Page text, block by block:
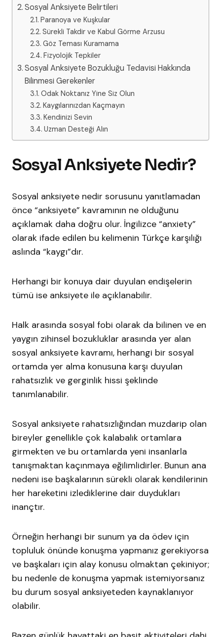
Sosyal Anksiyete Belirtileri
Paranoya ve Kuşkular
Sürekli Takdir ve Kabul Görme Arzusu
Göz Teması Kuramama
Fizyolojik Tepkiler
Sosyal Anksiyete Bozukluğu Tedavisi Hakkında
Bilinmesi Gerekenler
Odak Noktanız Yine Siz Olun
Kaygılarınızdan Kaçmayın
Kendinizi Sevin
Uzman Desteği Alın
Sosyal Anksiyete Nedir?
Sosyal anksiyete nedir sorusunu yanıtlamadan
önce “anksiyete” kavramının ne olduğunu
açıklamak daha doğru olur. İngilizce “anxiety”
olarak ifade edilen bu kelimenin Türkçe karşılığı
aslında “kaygı”dır.
Herhangi bir konuya dair duyulan endişelerin
tümü ise anksiyete ile açıklanabilir.
Halk arasında sosyal fobi olarak da bilinen ve en
yaygın zihinsel bozukluklar arasında yer alan
sosyal anksiyete kavramı, herhangi bir sosyal
ortamda yer alma konusuna karşı duyulan
rahatsızlık ve gerginlik hissi şeklinde
tanımlanabilir.
Sosyal anksiyete rahatsızlığından muzdarip olan
bireyler genellikle çok kalabalık ortamlara
girmekten ve bu ortamlarda yeni insanlarla
tanışmaktan kaçınmaya eğilimlidirler. Bunun ana
nedeni ise başkalarının sürekli olarak kendilerinin
her hareketini izlediklerine dair duydukları
inançtır.
Örneğin herhangi bir sunum ya da ödev için
topluluk önünde konuşma yapmanız gerekiyorsa
ve başkaları için alay konusu olmaktan çekiniyor;
bu nedenle de konuşma yapmak istemiyorsanız
bu durum sosyal anksiyeteden kaynaklanıyor
olabilir.